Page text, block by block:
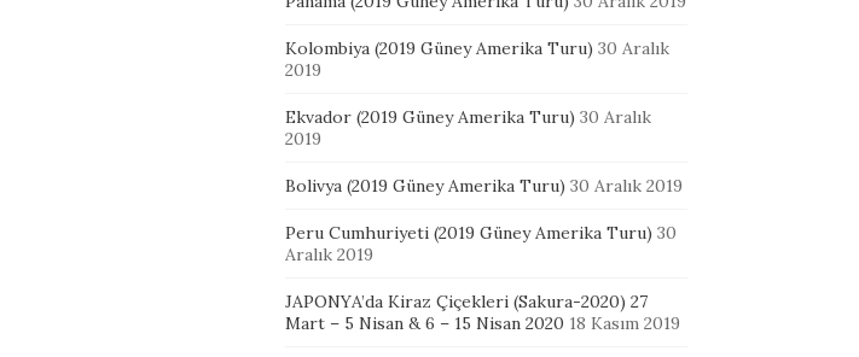
Kolombiya (2019 Güney Amerika Turu) 30 Aralık
2019
Ekvador (2019 Güney Amerika Turu) 30 Aralık
2019
Bolivya (2019 Güney Amerika Turu) 30 Aralık 2019
Peru Cumhuriyeti (2019 Güney Amerika Turu) 30
Aralık 2019
JAPONYA’da Kiraz Çiçekleri (Sakura-2020) 27
Mart – 5 Nisan & 6 – 15 Nisan 2020 18 Kasım 2019